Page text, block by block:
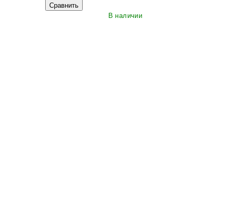
Сравнить
В наличии